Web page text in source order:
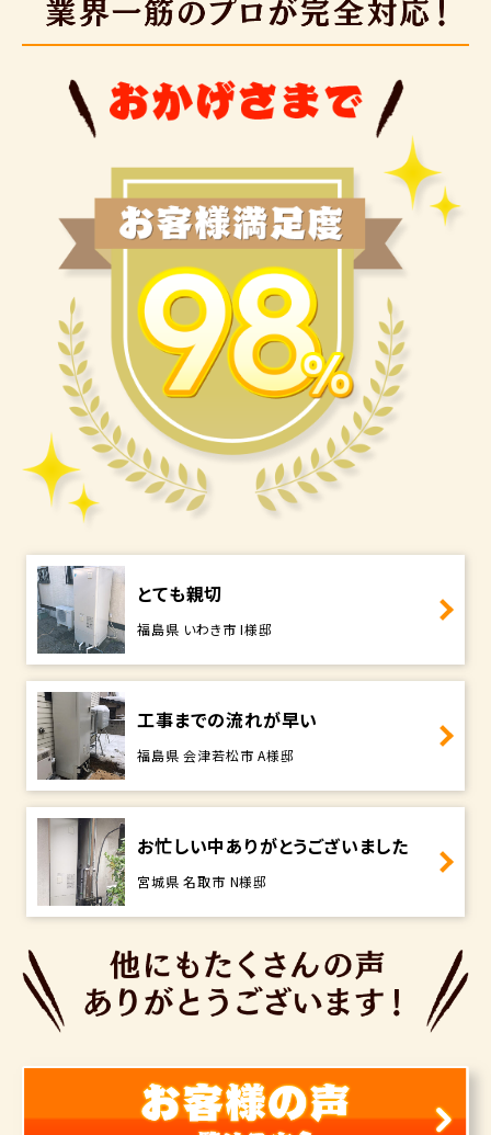
とても親切
福島県 いわき市 I様邸
工事までの流れが早い
福島県 会津若松市 A様邸
お忙しい中ありがとうございました
宮城県 名取市 N様邸